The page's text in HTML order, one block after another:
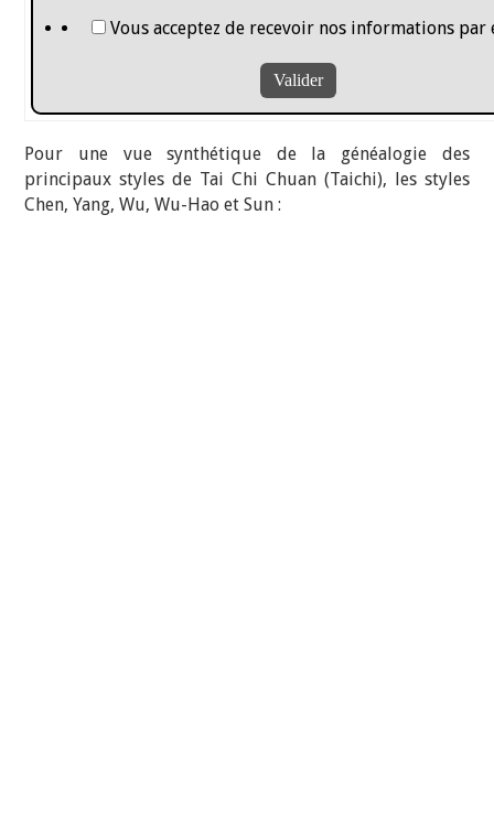
Vous acceptez de recevoir nos informations par
Pour une vue synthétique de la généalogie des
principaux styles de Tai Chi Chuan (Taichi), les styles
Chen, Yang, Wu, Wu-Hao et Sun :